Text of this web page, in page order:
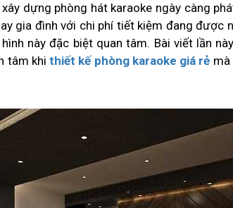
dựng phòng hát karaoke ngày càng
gia đình với chi phí tiết kiệm đang được
này đặc biệt quan tâm. Bài viết lần
tâm khithiết kế phòng karaoke giá rẻ